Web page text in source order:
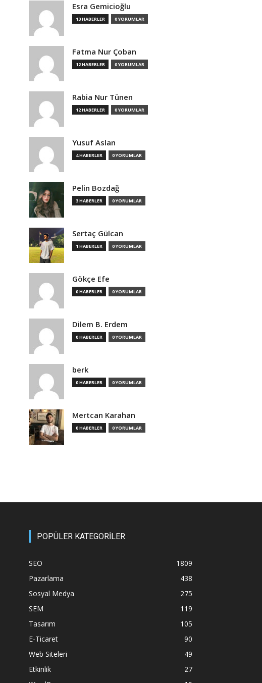
Esra Gemicioğlu
13 HABERLER 0 YORUMLAR
Fatma Nur Çoban
12 HABERLER 0 YORUMLAR
Rabia Nur Tünen
12 HABERLER 0 YORUMLAR
Yusuf Aslan
4 HABERLER 0 YORUMLAR
Pelin Bozdağ
3 HABERLER 0 YORUMLAR
Sertaç Gülcan
1 HABERLER 0 YORUMLAR
Gökçe Efe
0 HABERLER 0 YORUMLAR
Dilem B. Erdem
0 HABERLER 0 YORUMLAR
berk
0 HABERLER 0 YORUMLAR
Mertcan Karahan
0 HABERLER 0 YORUMLAR
POPÜLER KATEGORİLER
SEO
1809
Pazarlama
438
Sosyal Medya
275
SEM
119
Tasarım
105
E-Ticaret
90
Web Siteleri
49
Etkinlik
27